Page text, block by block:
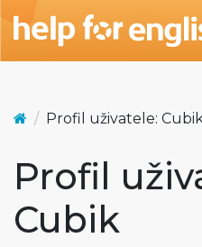
Profil uživatele:
Profil
Cubik